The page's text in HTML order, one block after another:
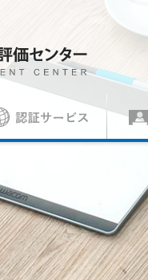
ー
社長挨拶
サービス
ISO 9001（品質）
ISO 45001（労働安全衛生）
セ
見積依頼書・各種申請書
ISO審査員（契約審査員）